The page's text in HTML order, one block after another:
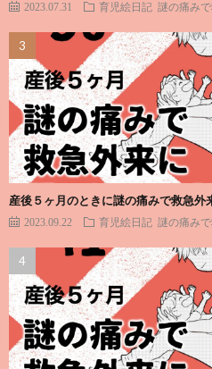
2023.07.31 育児絵日記 謎の痛み
産後５ヶ月のときに謎の痛みで救急外
2023.09.22 育児絵日記 謎の痛み